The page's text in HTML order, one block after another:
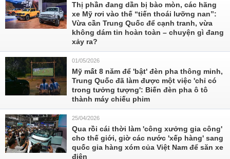
Thị phần đang dần bị bào mòn, các hãng
xe Mỹ rơi vào thế “tiến thoái lưỡng nan”:
Vừa cần Trung Quốc để cạnh tranh, vừa
không dám tin hoàn toàn – chuyện gì đang
xảy ra?
01/05/2026
Mỹ mất 8 năm để 'bật' đèn pha thông minh,
Trung Quốc đã làm được một việc 'chỉ có
trong tưởng tượng': Biến đèn pha ô tô
thành máy chiếu phim
25/04/2026
Qua rồi cái thời làm 'công xưởng gia công'
cho thế giới, giờ các nước 'xếp hàng' sang
quốc gia hàng xóm của Việt Nam để săn xe
điện